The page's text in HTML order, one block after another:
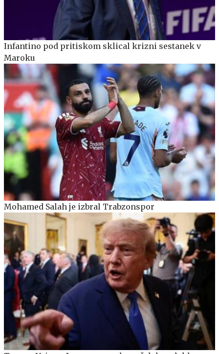
Infantino pod pritiskom sklical krizni sestanek v
Maroku
Mohamed Salah je izbral Trabzonspor